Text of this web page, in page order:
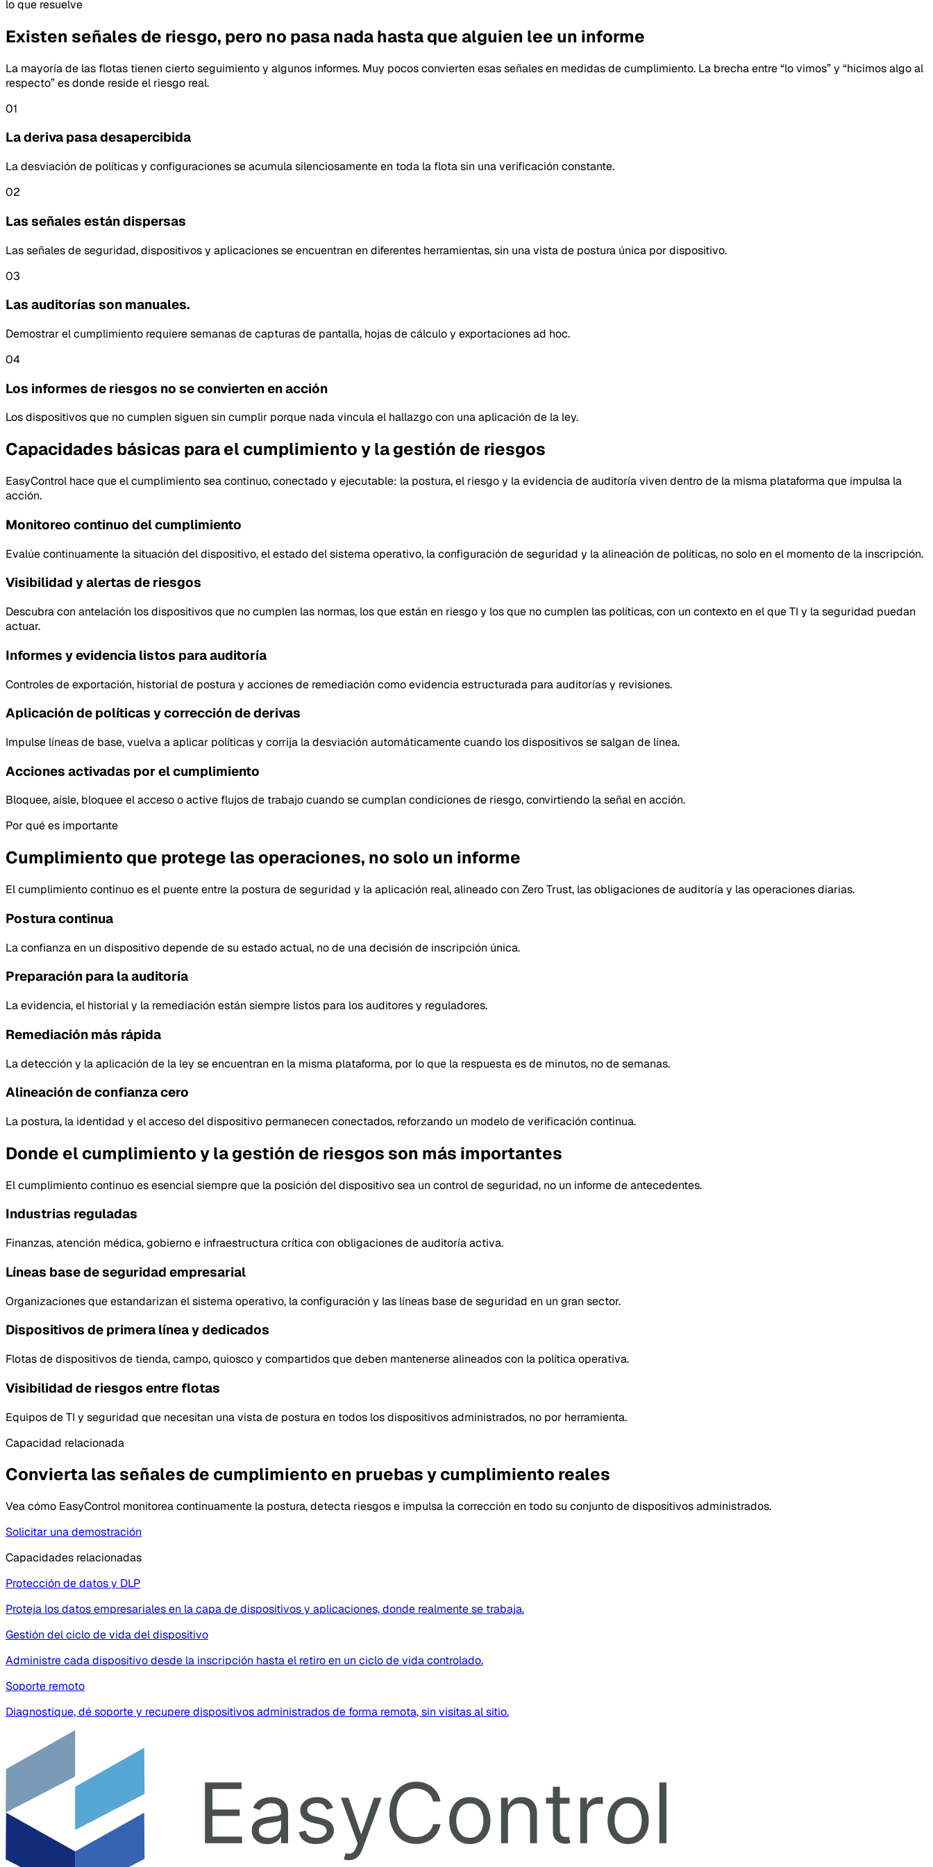
lo que resuelve
Existen señales de riesgo, pero no pasa nada hasta que alguien lee un informe
La mayoría de las flotas tienen cierto seguimiento y algunos informes. Muy pocos convierten esas señales en medidas de cumplimiento. La brecha entre “lo vimos” y “hicimos algo al
respecto” es donde reside el riesgo real.
01
La deriva pasa desapercibida
La desviación de políticas y configuraciones se acumula silenciosamente en toda la flota sin una verificación constante.
02
Las señales están dispersas
Las señales de seguridad, dispositivos y aplicaciones se encuentran en diferentes herramientas, sin una vista de postura única por dispositivo.
03
Las auditorías son manuales.
Demostrar el cumplimiento requiere semanas de capturas de pantalla, hojas de cálculo y exportaciones ad hoc.
04
Los informes de riesgos no se convierten en acción
Los dispositivos que no cumplen siguen sin cumplir porque nada vincula el hallazgo con una aplicación de la ley.
Capacidades básicas para el cumplimiento y la gestión de riesgos
EasyControl hace que el cumplimiento sea continuo, conectado y ejecutable: la postura, el riesgo y la evidencia de auditoría viven dentro de la misma plataforma que impulsa la
acción.
Monitoreo continuo del cumplimiento
Evalúe continuamente la situación del dispositivo, el estado del sistema operativo, la configuración de seguridad y la alineación de políticas, no solo en el momento de la inscripción.
Visibilidad y alertas de riesgos
Descubra con antelación los dispositivos que no cumplen las normas, los que están en riesgo y los que no cumplen las políticas, con un contexto en el que TI y la seguridad puedan
actuar.
Informes y evidencia listos para auditoría
Controles de exportación, historial de postura y acciones de remediación como evidencia estructurada para auditorías y revisiones.
Aplicación de políticas y corrección de derivas
Impulse líneas de base, vuelva a aplicar políticas y corrija la desviación automáticamente cuando los dispositivos se salgan de línea.
Acciones activadas por el cumplimiento
Bloquee, aísle, bloquee el acceso o active flujos de trabajo cuando se cumplan condiciones de riesgo, convirtiendo la señal en acción.
Por qué es importante
Cumplimiento que protege las operaciones, no solo un informe
El cumplimiento continuo es el puente entre la postura de seguridad y la aplicación real, alineado con Zero Trust, las obligaciones de auditoría y las operaciones diarias.
Postura continua
La confianza en un dispositivo depende de su estado actual, no de una decisión de inscripción única.
Preparación para la auditoría
La evidencia, el historial y la remediación están siempre listos para los auditores y reguladores.
Remediación más rápida
La detección y la aplicación de la ley se encuentran en la misma plataforma, por lo que la respuesta es de minutos, no de semanas.
Alineación de confianza cero
La postura, la identidad y el acceso del dispositivo permanecen conectados, reforzando un modelo de verificación continua.
Donde el cumplimiento y la gestión de riesgos son más importantes
El cumplimiento continuo es esencial siempre que la posición del dispositivo sea un control de seguridad, no un informe de antecedentes.
Industrias reguladas
Finanzas, atención médica, gobierno e infraestructura crítica con obligaciones de auditoría activa.
Líneas base de seguridad empresarial
Organizaciones que estandarizan el sistema operativo, la configuración y las líneas base de seguridad en un gran sector.
Dispositivos de primera línea y dedicados
Flotas de dispositivos de tienda, campo, quiosco y compartidos que deben mantenerse alineados con la política operativa.
Visibilidad de riesgos entre flotas
Equipos de TI y seguridad que necesitan una vista de postura en todos los dispositivos administrados, no por herramienta.
Capacidad relacionada
Convierta las señales de cumplimiento en pruebas y cumplimiento reales
Vea cómo EasyControl monitorea continuamente la postura, detecta riesgos e impulsa la corrección en todo su conjunto de dispositivos administrados.
Solicitar una demostración
Capacidades relacionadas
Protección de datos y DLP
Proteja los datos empresariales en la capa de dispositivos y aplicaciones, donde realmente se trabaja.
Gestión del ciclo de vida del dispositivo
Administre cada dispositivo desde la inscripción hasta el retiro en un ciclo de vida controlado.
Soporte remoto
Diagnostique, dé soporte y recupere dispositivos administrados de forma remota, sin visitas al sitio.